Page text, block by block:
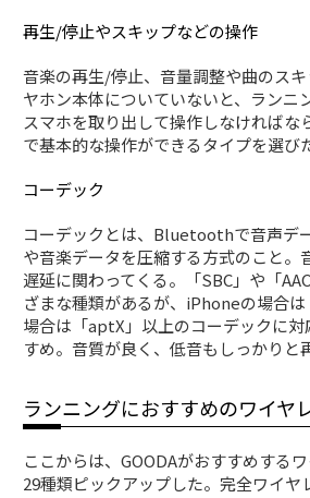
再生/停止やスキップなどの操作
音楽の再生/停止、音量調整や曲のス
ヤホン本体についていないと、ランニ
スマホを取り出して操作しなければな
で基本的な操作ができるタイプを選び
コーデック
コーデックとは、Bluetoothで音声デ
や音楽データを圧縮する方式のこと。
遅延に関わってくる。「SBC」や「
ざまな種類があるが、iPhoneの場合
場合は「aptX」以上のコーデックに
すめ。音質が良く、低音もしっかりと
ランニングにおすすめのワイヤ
ここからは、GOODAがおすすめする
29種類ピックアップした。完全ワイヤ